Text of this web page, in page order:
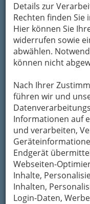
Details zur
Rechten finden Sie
Hier können Sie
widerrufen sowie
abwählen.
können nicht
Nach Ihrer
führen wir und
Informationen auf
und verarbeiten,
Endgerät
Webseiten-
Inhalte,
Inhalten,
Login-Daten,
Um die Info-
bewahren,
Übermittlung
Formular. Ihre
Absenden
Unternehmen
Mein Name
Meine Email
Mein Betreff